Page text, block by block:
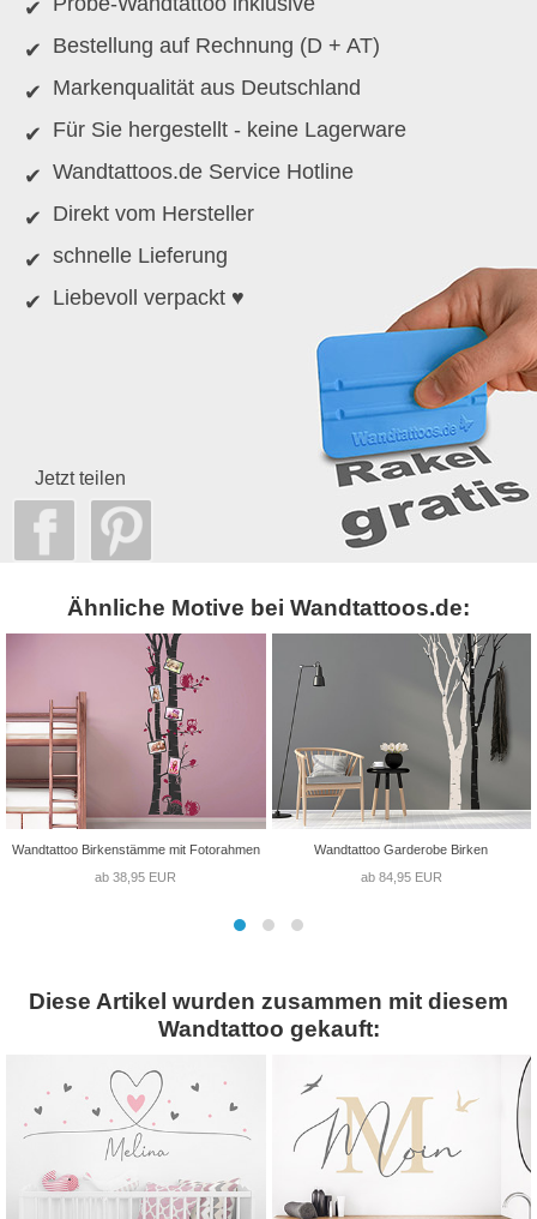
Bestellung auf Rechnung (D + AT)
Markenqualität aus Deutschland
Für Sie hergestellt - keine Lagerware
Wandtattoos.de Service Hotline
Direkt vom Hersteller
schnelle Lieferung
Liebevoll verpackt ♥
Jetzt teilen
Ähnliche Motive bei Wandtattoos.de:
Wandtattoo Birkenstämme mit Fotorahmen
ab 38,95 EUR
Wandtattoo Garderobe Birken
ab 84,95 EUR
Diese Artikel wurden zusammen mit diesem
Wandtattoo gekauft: